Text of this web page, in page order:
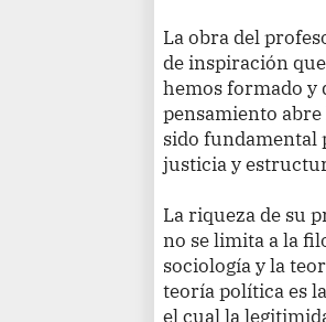
La obra del
de inspiración
hemos formado y
pensamiento
sido fundamental
justicia y
La riqueza de su
no se limita a la
sociología y la
teoría política es
el cual la